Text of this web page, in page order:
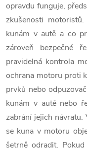
opravdu funguje,
zkušenosti
kunám v autě a co
zároveň bezpečné
pravidelná kontrola
ochrana motoru proti
prvků nebo
kunám v autě nebo
zabrání jejich návratu.
se kuna v motoru
šetrně odradit.